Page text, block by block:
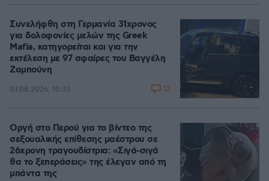
Συνελήφθη στη Γερμανία 31χρονος
για δολοφονίες μελών της Greek
Mafia, κατηγορείται και για την
εκτέλεση με 97 σφαίρες του Βαγγέλη
Ζαμπούνη
07.08.2026, 10:33 12
Οργή στο Περού για το βίντεο της
σεξουαλικής επίθεσης μαέστρου σε
26χρονη τραγουδίστρια: «Σιγά-σιγά
θα το ξεπεράσεις» της έλεγαν από τη
μπάντα της